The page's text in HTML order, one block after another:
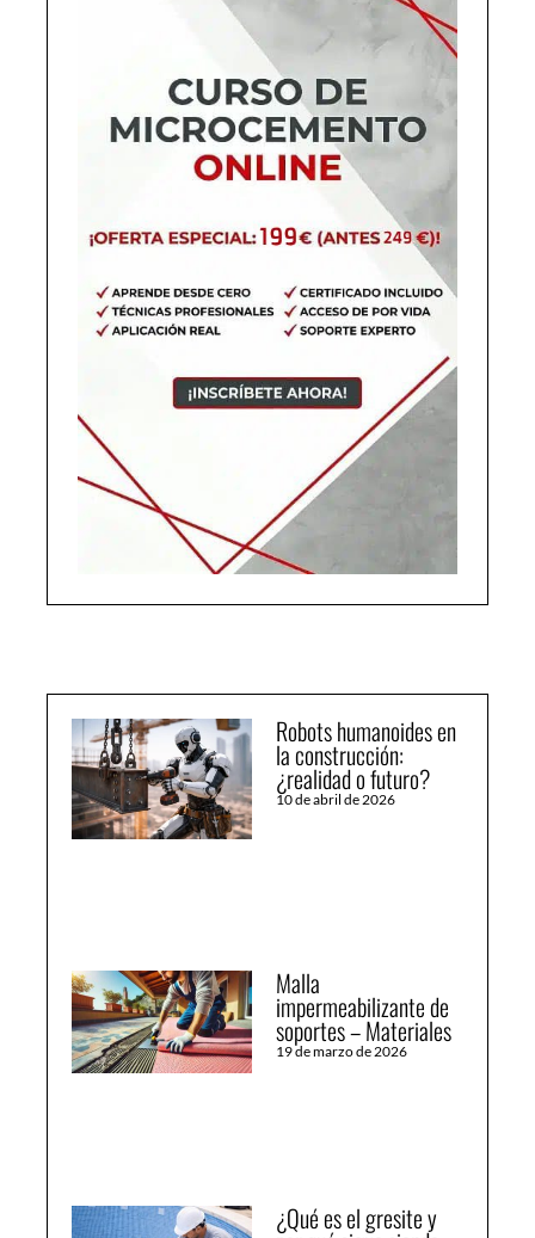
Robots humanoides en
la construcción:
¿realidad o futuro?
10 de abril de 2026
Malla
impermeabilizante de
soportes – Materiales
19 de marzo de 2026
¿Qué es el gresite y